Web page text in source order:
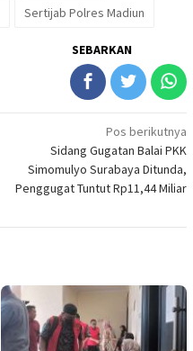
Sertijab Polres Madiun
SEBARKAN
Pos berikutnya
Sidang Gugatan Balai PKK
Simomulyo Surabaya Ditunda,
Penggugat Tuntut Rp11,44 Miliar